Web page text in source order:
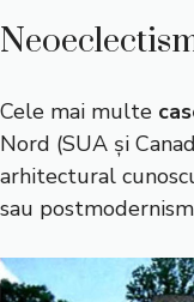
Cele mai multe
Nord (SUA și
arhitectural
sau